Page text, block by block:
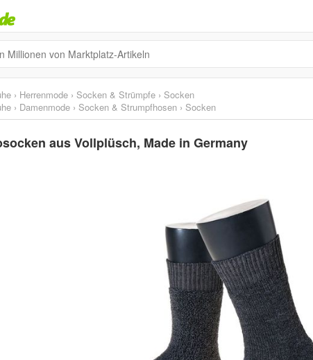
› Herrenmode › Socken & Strümpfe › Socken
› Damenmode › Socken & Strumpfhosen › Socken
aus Vollplüsch, Made in Germany